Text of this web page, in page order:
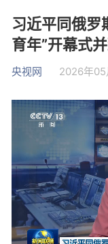
习近平同俄罗
育年”开幕式
央视网 2026年